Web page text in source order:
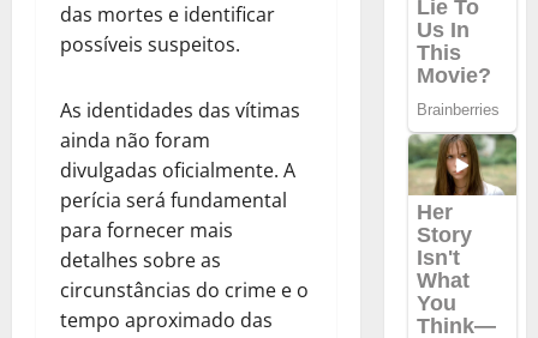
das mortes e identificar
possíveis suspeitos.
As identidades das vítimas
ainda não foram
divulgadas oficialmente. A
perícia será fundamental
para fornecer mais
detalhes sobre as
circunstâncias do crime e o
tempo aproximado das